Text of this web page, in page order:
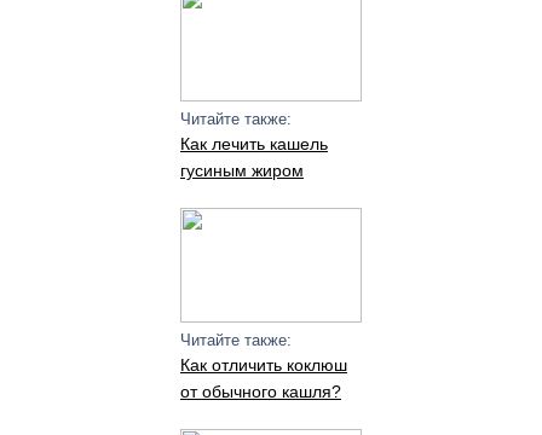
Читайте также:
Как лечить кашель
гусиным жиром
Читайте также:
Как отличить коклюш
от обычного кашля?